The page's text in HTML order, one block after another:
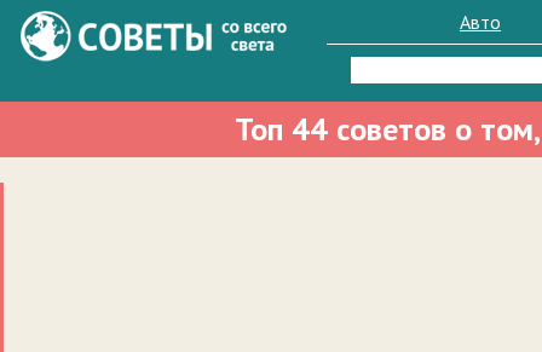
Авто
Найти:
Топ 44 советов о